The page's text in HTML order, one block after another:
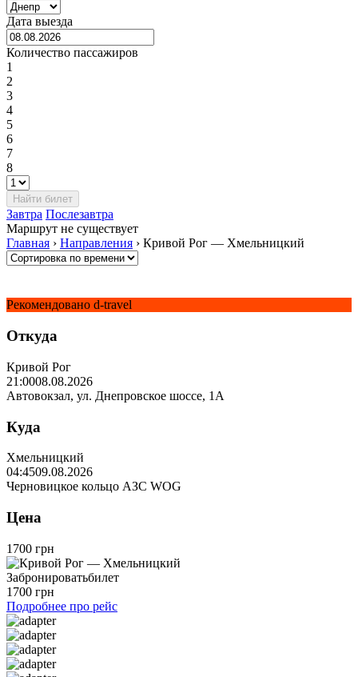
Дата выезда
Количество пассажиров
1
2
3
4
5
6
7
8
Завтра Послезавтра
Маршрут не существует
Главная › Направления › Кривой Рог — Хмельницкий
Рекомендовано d-travel
Откуда
Кривой Рог
21:0008.08.2026
Автовокзал, ул. Днепровское шоссе, 1А
Куда
Хмельницкий
04:4509.08.2026
Черновицкое кольцо АЗС WOG
Цена
1700 грн
Забронироватьбилет
1700 грн
Подробнее про рейс